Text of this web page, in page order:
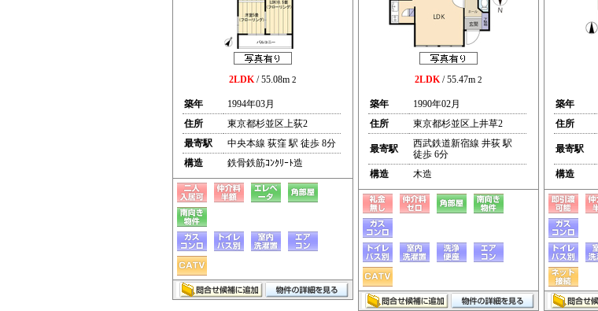
2LDK/ 55.08m 2
築年
1994年03月
住所
東京都杉並区上荻2
最寄駅
中央本線 荻窪 駅 徒歩 8分
構造
鉄骨鉄筋ｺﾝｸﾘｰﾄ造
2LDK/ 55.47m 2
築年
1990年02月
住所
東京都杉並区上井草2
最寄駅
西武鉄道新宿線 井荻 駅
徒歩 6分
構造
木造
築年
住所
最寄駅
構造